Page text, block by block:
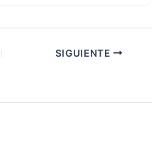
SIGUIENTE